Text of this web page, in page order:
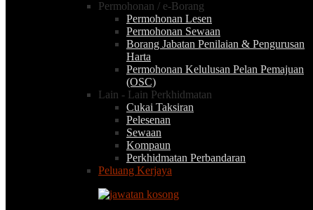
Permohonan / e-Borang
Permohonan Lesen
Permohonan Sewaan
Borang Jabatan Penilaian & Pengurusan
Harta
Permohonan Kelulusan Pelan Pemajuan
(OSC)
Lain - Lain Perkhidmatan
Cukai Taksiran
Pelesenan
Sewaan
Kompaun
Perkhidmatan Perbandaran
Peluang Kerjaya